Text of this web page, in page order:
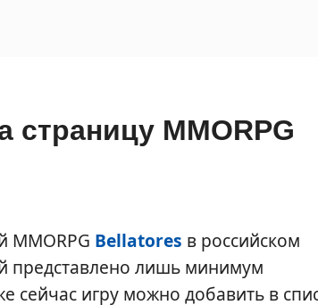
MMORPG
MMORPG Bellatores в российском
представлено лишь минимум
игру можно добавить в